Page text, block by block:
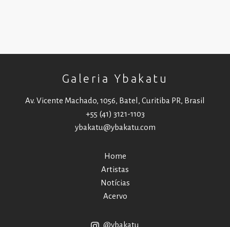
Galeria Ybakatu
Av. Vicente Machado, 1056, Batel, Curitiba PR, Brasil
+55 (41) 3121-1103
ybakatu@ybakatu.com
Home
Artistas
Notícias
Acervo
@ybakatu